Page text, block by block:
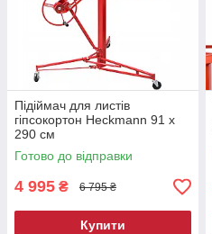
Підіймач для листів
гіпсокортон Heckmann 91 х
290 см
Готово до відправки
4 995 ₴ 6 795 ₴
Купити